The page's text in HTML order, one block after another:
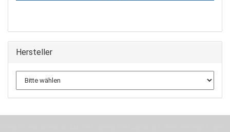
Hersteller